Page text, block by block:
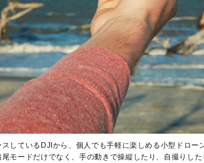
しているDJIから、個人でも手軽に楽しめる小型ドロー
モードだけでなく、手の動きで操縦したり、自撮りし